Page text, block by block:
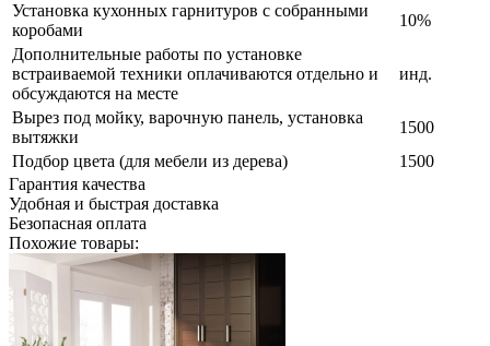
Установка кухонных гарнитуров с собранными
коробами
10%
Дополнительные работы по установке
встраиваемой техники оплачиваются отдельно и
обсуждаются на месте
инд.
Вырез под мойку, варочную панель, установка
вытяжки
1500
Подбор цвета (для мебели из дерева)
1500
Гарантия качества
Удобная и быстрая доставка
Безопасная оплата
Похожие товары: